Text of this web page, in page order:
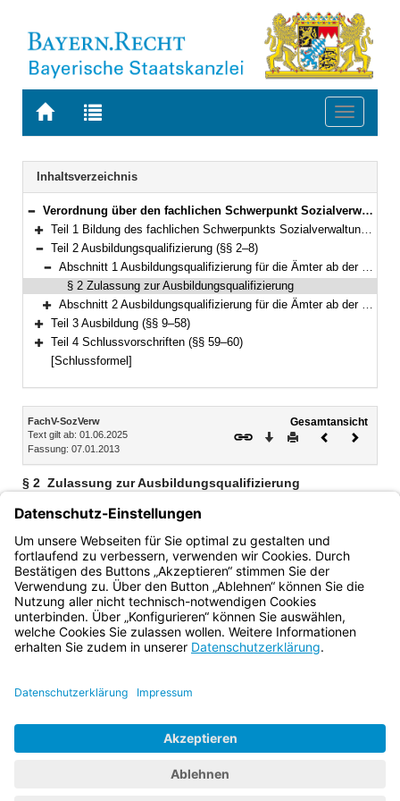
Zur
BAYERN.RECHT
Zur
letzten
Suche
Toggle
Navigation
Inhaltsverzeichnis
Bereich reduzieren
Verordnung über den fachlichen Schwerpunkt Sozialverwaltung (FachV-SozVerw) Vom 7. Januar 2013 (GVBl. S. 11) BayRS 2038-3-8-3-A (§§ 1–60)
Bereich erweitern
Teil 1 Bildung des fachlichen Schwerpunkts Sozialverwaltung (§ 1)
Bereich reduzieren
Teil 2 Ausbildungsqualifizierung (§§ 2–8)
Bereich reduzieren
Abschnitt 1 Ausbildungsqualifizierung für die Ämter ab der zweiten Qualifikationsebene (§ 2)
§ 2 Zulassung zur Ausbildungsqualifizierung
Bereich erweitern
Abschnitt 2 Ausbildungsqualifizierung für die Ämter ab der dritten Qualifikationsebene (§§ 3–8)
Bereich erweitern
Teil 3 Ausbildung (§§ 9–58)
Bereich erweitern
Teil 4 Schlussvorschriften (§§ 59–60)
[Schlussformel]
Inhalt
FachV-SozVerw
Text gilt ab: 01.06.2025
Fassung: 07.01.2013
Gesamtansicht
Download
DruckenVorheriges
§ 2 Zulassung zur Ausbildungsqualifizierung
Für Beamte und Beamtinnen, die in der ersten
Qualifikationsebene eingestiegen sind, findet kein
Zulassungsverfahren statt (Art. 37 Abs. 2 Satz 2 Halbsatz 2
des Leistungslaufbahngesetzes – LlbG).
Bayern.de
BayernPortal
Impressum